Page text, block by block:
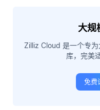
大规
Zilliz Cloud 是一个专
库，完美
免费